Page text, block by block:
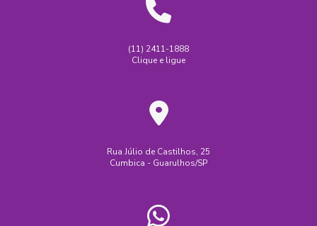
(11) 2411-1888
Clique e ligue
Rua Júlio de Castilhos, 25
Cumbica - Guarulhos/SP